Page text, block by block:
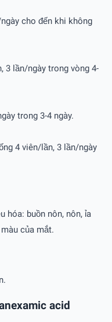
cho đến khi không
3 lần/ngày trong vòng 4-
trong 3-4 ngày.
4 viên/lần, 3 lần/ngày
hóa: buồn nôn, nôn, ỉa
của mắt.
acid